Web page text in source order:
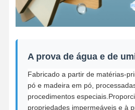
A prova de água e de
Fabricado a partir de matérias-
pó e madeira em pó,
procedimentos
propriedades impermeáveis e à